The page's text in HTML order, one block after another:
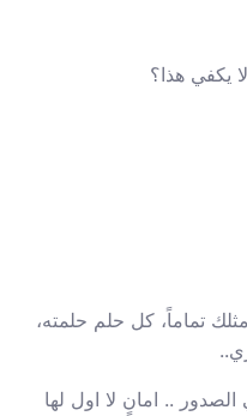
يكفي هذا؟
تماماً، كل حلم حلمته،
.. امانٍ لا اول لها